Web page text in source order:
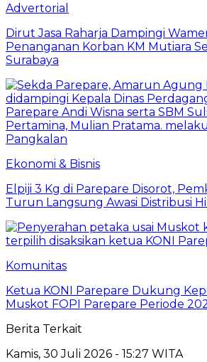
Advertorial
Dirut Jasa Raharja Dampingi
Penanganan Korban KM Mutiara
Surabaya
Ekonomi & Bisnis
Elpiji 3 Kg di Parepare Disorot,
Turun Langsung Awasi Distribusi
Komunitas
Ketua KONI Parepare Dukung
Muskot FOPI Parepare Periode
Berita Terkait
Kamis, 30 Juli 2026 - 15:27 WITA